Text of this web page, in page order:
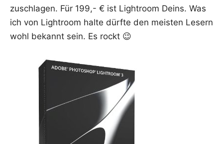
zuschla­gen. Für 199,- € ist Ligh­t­room Deins. Was
ich von Ligh­t­room hal­te dürf­te den meis­ten Lesern
wohl bekannt sein. Es rockt 😉